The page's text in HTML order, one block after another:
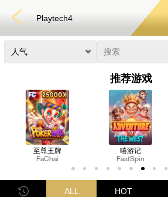
3D游戏 彩票 扑克
Playtech4
推荐游戏
嘻游记
FastSpin
法老宝境
Nextspin
ALL HOT